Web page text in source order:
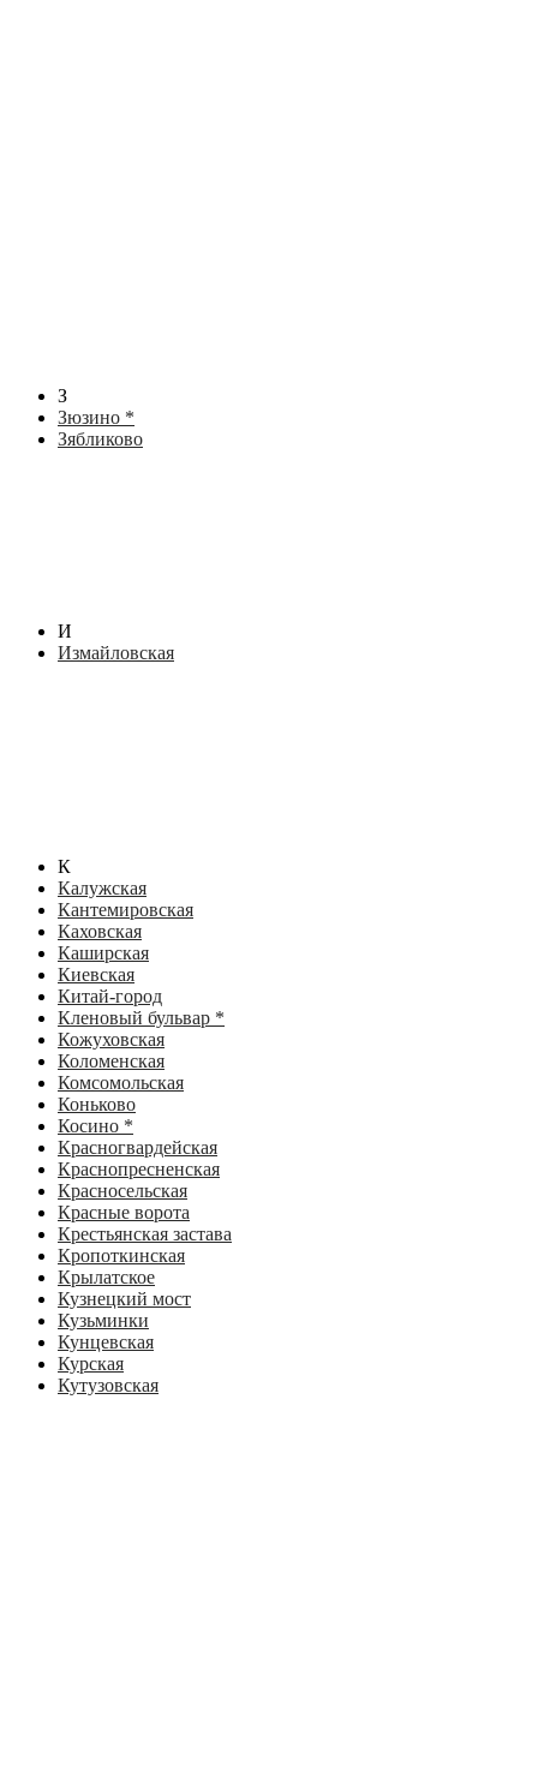
З
Зюзино *
Зябликово
И
Измайловская
К
Калужская
Кантемировская
Каховская
Каширская
Киевская
Китай-город
Кленовый бульвар *
Кожуховская
Коломенская
Комсомольская
Коньково
Косино *
Красногвардейская
Краснопресненская
Красносельская
Красные ворота
Крестьянская застава
Кропоткинская
Крылатское
Кузнецкий мост
Кузьминки
Кунцевская
Курская
Кутузовская